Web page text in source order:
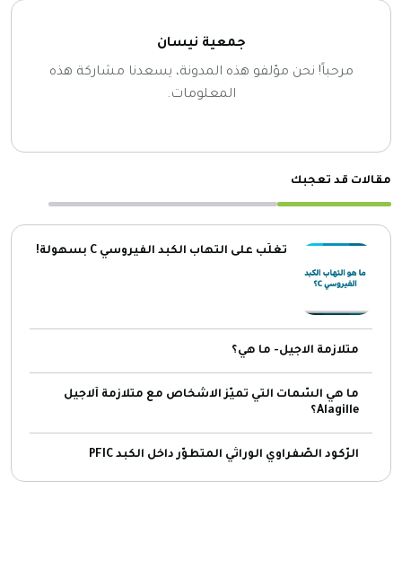
جمعية نيسان
مرحباً! نحن مؤلفو هذه المدونة، يسعدنا مشاركة هذه
المعلومات.
مقالات قد تعجبك
تغلّب على التهاب الكبد الفيروسي C بسهولة!
متلازمة الاجيل- ما هي؟
ما هي السّمات التي تميّز الاشخاص مع متلازمة ألاجيل
Alagille؟
الرّكود الصّفراوي الوراثي المتطوّر داخل الكبد PFIC